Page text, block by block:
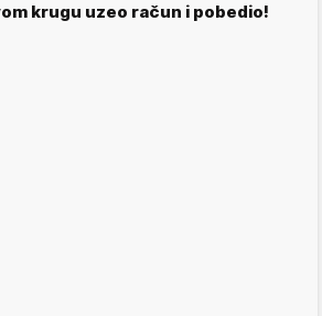
krugu uzeo račun i pobedio!